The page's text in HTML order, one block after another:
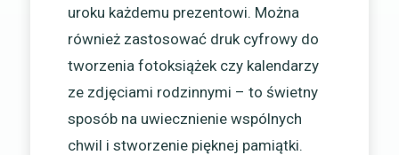
uroku każdemu prezentowi. Można
również zastosować druk cyfrowy do
tworzenia fotoksiążek czy kalendarzy
ze zdjęciami rodzinnymi – to świetny
sposób na uwiecznienie wspólnych
chwil i stworzenie pięknej pamiątki.